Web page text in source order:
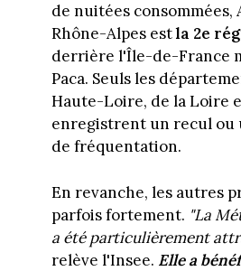
de nuitées consommées,
Rhône-Alpes estla 2e
derrière l'Île-de-France
Paca. Seuls les
Haute-Loire, de la Loire
enregistrent un recul ou
de fréquentation.
En revanche, les autres
parfois fortement. "La
a été particulièrement
relève l'Insee. Elle a